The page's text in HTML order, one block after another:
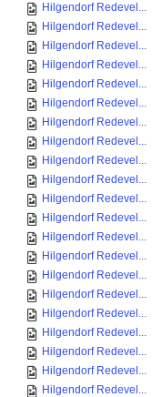
Hilgendorf Redevel...
Hilgendorf Redevel...
Hilgendorf Redevel...
Hilgendorf Redevel...
Hilgendorf Redevel...
Hilgendorf Redevel...
Hilgendorf Redevel...
Hilgendorf Redevel...
Hilgendorf Redevel...
Hilgendorf Redevel...
Hilgendorf Redevel...
Hilgendorf Redevel...
Hilgendorf Redevel...
Hilgendorf Redevel...
Hilgendorf Redevel...
Hilgendorf Redevel...
Hilgendorf Redevel...
Hilgendorf Redevel...
Hilgendorf Redevel...
Hilgendorf Redevel...
Hilgendorf Redevel...